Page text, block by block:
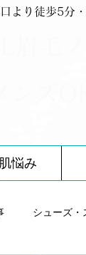
より徒歩5分
肌悩み
シューズ・